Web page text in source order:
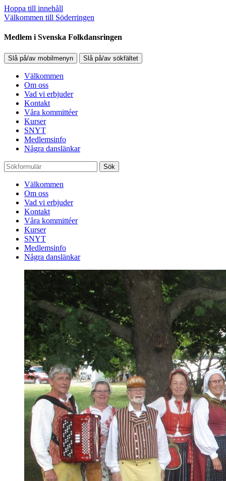
Hoppa till innehåll
Välkommen till Söderringen
Medlem i Svenska Folkdansringen
Slå på/av mobilmenyn Slå på/av sökfältet
Välkommen
Om oss
Vad vi erbjuder
Kontakt
Våra kommittéer
Kurser
SNYT
Medlemsinfo
Några danslänkar
Sök
Välkommen
Om oss
Vad vi erbjuder
Kontakt
Våra kommittéer
Kurser
SNYT
Medlemsinfo
Några danslänkar